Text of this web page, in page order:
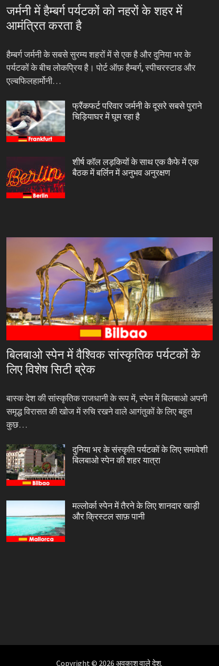
जर्मनी में हैम्बर्ग पर्यटकों को नहरों के शहर में
आमंत्रित करता है
हैम्बर्ग जर्मनी के सबसे सुरम्य शहरों में से एक है और दुनिया भर के
पर्यटकों के बीच लोकप्रिय है। पोर्ट ऑफ़ हैम्बर्ग, स्पीचरस्टाड और
एल्बफिलहार्मोनी…
फ्रैंकफर्ट परिवार जर्मनी के दूसरे सबसे पुराने
चिड़ियाघर में घूम रहा है
शीर्ष कॉल लड़कियों के साथ एक कैफे में एक
बैठक में बर्लिन में अनुभव अनुरक्षण
बिलबाओ स्पेन में वैश्विक सांस्कृतिक पर्यटकों के
लिए विशेष सिटी ब्रेक
बास्क देश की सांस्कृतिक राजधानी के रूप में, स्पेन में बिलबाओ अपनी
समृद्ध विरासत की खोज में रुचि रखने वाले आगंतुकों के लिए बहुत
कुछ…
दुनिया भर के संस्कृति पर्यटकों के लिए समावेशी
बिलबाओ स्पेन की शहर यात्रा
मल्लोर्का स्पेन में तैरने के लिए शानदार खाड़ी
और क्रिस्टल साफ़ पानी
Copyright © 2026अवकाश वाले देश.